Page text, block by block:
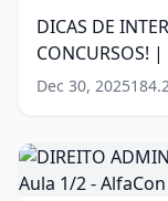
TEXTO
PARA
CONCURSOS!
|
words)
DICAS DE
CONCURSOS!
Dec 30, 2025
DIREITO
ADMINISTRATIVO
PARA